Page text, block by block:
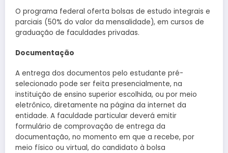
O programa federal oferta bolsas de estudo integrais e
parciais (50% do valor da mensalidade), em cursos de
graduação de faculdades privadas.
Documentação
A entrega dos documentos pelo estudante pré-
selecionado pode ser feita presencialmente, na
instituição de ensino superior escolhida, ou por meio
eletrônico, diretamente na página da internet da
entidade. A faculdade particular deverá emitir
formulário de comprovação de entrega da
documentação, no momento em que a recebe, por
meio físico ou virtual, do candidato à bolsa